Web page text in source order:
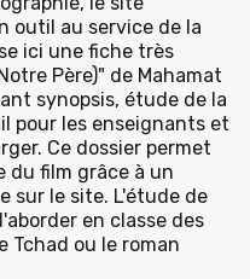
outil au service de la
ici une fiche très
Père)" de Mahamat
synopsis, étude de la
pour les enseignants et
Ce dossier permet
du film grâce à un
sur le site. L'étude de
en classe des
Tchad ou le roman